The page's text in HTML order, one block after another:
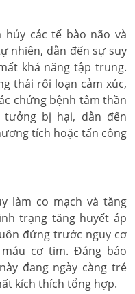
các tế bào não và
nhiên, dẫn đến sự suy
khả năng tập trung.
thái rối loạn cảm xúc,
chứng bệnh tâm thần
bị hại, dẫn đến
tích hoặc tấn công
làm co mạch và tăng
trạng tăng huyết áp
đứng trước nguy cơ
cơ tim. Đáng báo
đang ngày càng trẻ
kích thích tổng hợp.